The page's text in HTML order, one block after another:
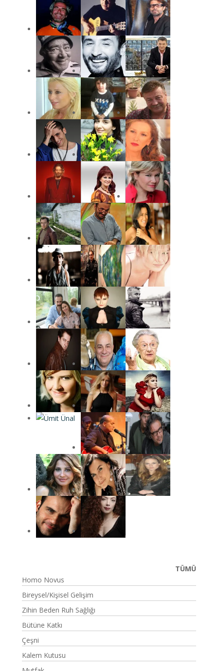
TÜMÜ
Homo Novus
Bireysel/Kişisel Gelişim
Zihin Beden Ruh Sağlığı
Bütüne Katkı
Çeşni
Kalem Kutusu